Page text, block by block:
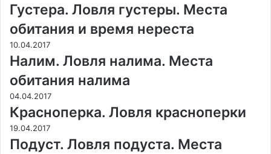
Густера. Ловля густеры. Места
обитания и время нереста
10.04.2017
Налим. Ловля налима. Места
обитания налима
04.04.2017
Красноперка. Ловля красноперки
19.04.2017
Подуст. Ловля подуста. Места